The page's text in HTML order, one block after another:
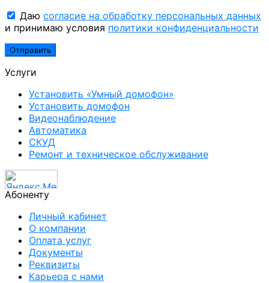
Даю согласие на обработку персональных данных
и принимаю условия политики конфиденциальности
Услуги
Установить «Умный домофон»
Установить домофон
Видеонаблюдение
Автоматика
СКУД
Ремонт и техническое обслуживание
Абоненту
Личный кабинет
О компании
Оплата услуг
Документы
Реквизиты
Карьера с нами